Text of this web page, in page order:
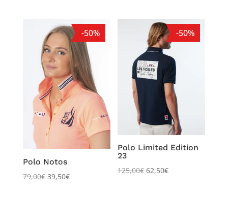
-50%
Polo Notos
79,00€ 39,50€
-50%
Polo Limited Edition
23
125,00€ 62,50€